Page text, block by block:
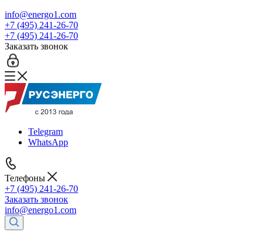
info@energo1.com
+7 (495) 241-26-70
+7 (495) 241-26-70
Заказать звонок
Telegram
WhatsApp
Телефоны
+7 (495) 241-26-70
Заказать звонок
info@energo1.com